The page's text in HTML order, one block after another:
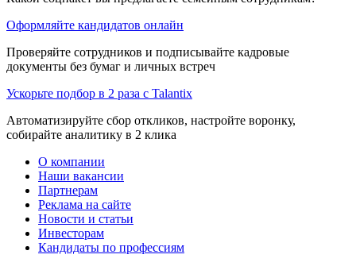
Оформляйте кандидатов онлайн
Проверяйте сотрудников и подписывайте кадровые
документы без бумаг и личных встреч
Ускорьте подбор в 2 раза с Talantix
Автоматизируйте сбор откликов, настройте воронку,
собирайте аналитику в 2 клика
О компании
Наши вакансии
Партнерам
Реклама на сайте
Новости и статьи
Инвесторам
Кандидаты по профессиям